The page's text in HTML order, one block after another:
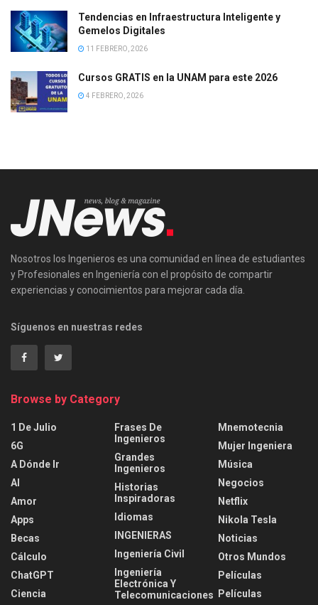
Tendencias en Infraestructura Inteligente y
Gemelos Digitales
11 FEBRERO, 2026
Cursos GRATIS en la UNAM para este 2026
4 FEBRERO, 2026
Nosotros los Ingenieros es una comunidad en línea de estudiantes
y Profesionales en Ingeniería con el propósito de compartir
experiencias y conocimientos para mejorar cada día.
Síguenos en nuestras redes
Browse by Category
1 De Julio
6G
A Dónde Ir
AI
Amor
Apps
Becas
Cálculo
ChatGPT
Ciencia
Frases De
Ingenieros
Grandes
Ingenieros
Historias
Inspiradoras
Idiomas
INGENIERAS
Ingeniería Civil
Ingeniería
Electrónica Y
Telecomunicaciones
Mnemotecnia
Mujer Ingeniera
Música
Negocios
Netflix
Nikola Tesla
Noticias
Otros Mundos
Películas
Películas